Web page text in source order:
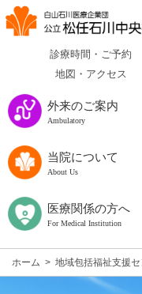
診療時間・ご予約
地図・アクセス
外来のご案内
Ambulatory
当院について
About Us
医療関係の方へ
For Medical Institution
ホーム > 地域包括福祉支援